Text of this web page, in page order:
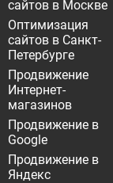
сайтов в Москве
Оптимизация
сайтов в Санкт-
Петербурге
Продвижение
Интернет-
магазинов
Продвижение в
Google
Продвижение в
Яндекс